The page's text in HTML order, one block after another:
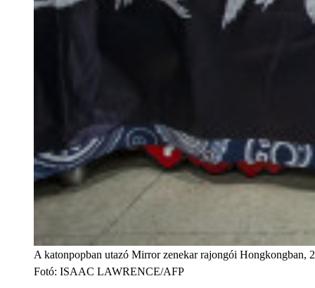
A katonpopban utazó Mirror zenekar rajongói Hongkongban,
Fotó: ISAAC LAWRENCE/AFP